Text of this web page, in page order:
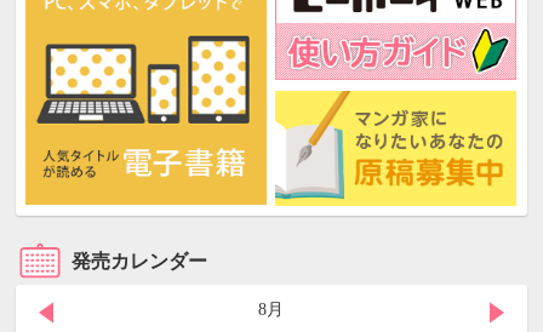
発売カレンダー
8月